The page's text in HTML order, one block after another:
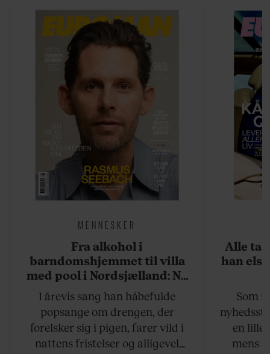
MENNESKER
Fra alkohol i
barndomshjemmet til villa
med pool i Nordsjælland: Nu
skal du høre sandheden om
Rasmus Seebach
I årevis sang han håbefulde
popsange om drengen, der
forelsker sig i pigen, farer vild i
nattens fristelser og alligevel
Alle
han
Som
en lille
mens